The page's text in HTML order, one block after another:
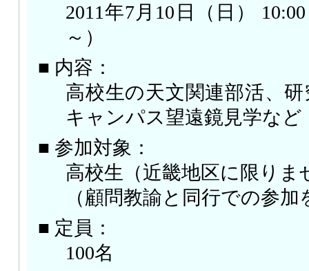
2011年7月10日（日）
～）
■ 内容：
高校生の天文関連部活、
キャンパス望遠鏡見学など
■ 参加対象：
高校生（近畿地区に限りま
（顧問教諭と同行での参
■ 定員：
100名